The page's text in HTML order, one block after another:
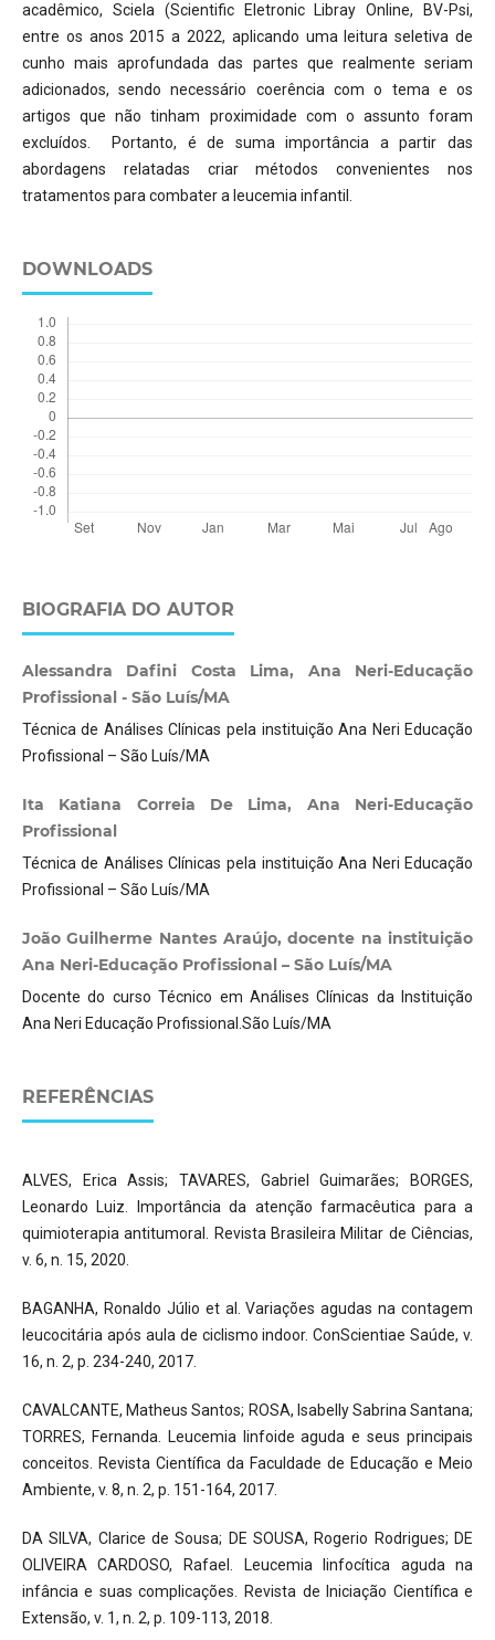
acadêmico, Sciela (Scientific Eletronic Libray Online, BV-Psi,
entre os anos 2015 a 2022, aplicando uma leitura seletiva de
cunho mais aprofundada das partes que realmente seriam
adicionados, sendo necessário coerência com o tema e os
artigos que não tinham proximidade com o assunto foram
excluídos. Portanto, é de suma importância a partir das
abordagens relatadas criar métodos convenientes nos
tratamentos para combater a leucemia infantil.
DOWNLOADS
BIOGRAFIA DO AUTOR
Alessandra Dafini Costa Lima, Ana Neri-Educação
Profissional - São Luís/MA
Técnica de Análises Clínicas pela instituição Ana Neri Educação
Profissional – São Luís/MA
Ita Katiana Correia De Lima, Ana Neri-Educação
Profissional
Técnica de Análises Clínicas pela instituição Ana Neri Educação
Profissional – São Luís/MA
João Guilherme Nantes Araújo, docente na instituição
Ana Neri-Educação Profissional – São Luís/MA
Docente do curso Técnico em Análises Clínicas da Instituição
Ana Neri Educação Profissional.São Luís/MA
REFERÊNCIAS
ALVES, Erica Assis; TAVARES, Gabriel Guimarães; BORGES,
Leonardo Luiz. Importância da atenção farmacêutica para a
quimioterapia antitumoral. Revista Brasileira Militar de Ciências,
v. 6, n. 15, 2020.
BAGANHA, Ronaldo Júlio et al. Variações agudas na contagem
leucocitária após aula de ciclismo indoor. ConScientiae Saúde, v.
16, n. 2, p. 234-240, 2017.
CAVALCANTE, Matheus Santos; ROSA, Isabelly Sabrina Santana;
TORRES, Fernanda. Leucemia linfoide aguda e seus principais
conceitos. Revista Científica da Faculdade de Educação e Meio
Ambiente, v. 8, n. 2, p. 151-164, 2017.
DA SILVA, Clarice de Sousa; DE SOUSA, Rogerio Rodrigues; DE
OLIVEIRA CARDOSO, Rafael. Leucemia linfocítica aguda na
infância e suas complicações. Revista de Iniciação Científica e
Extensão, v. 1, n. 2, p. 109-113, 2018.